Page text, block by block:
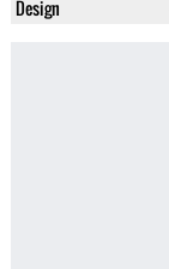
Design